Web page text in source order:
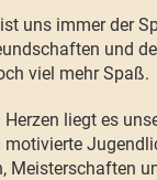
uns immer der
und
viel mehr Spaß.
liegt es
motivierte
Meisterschaften